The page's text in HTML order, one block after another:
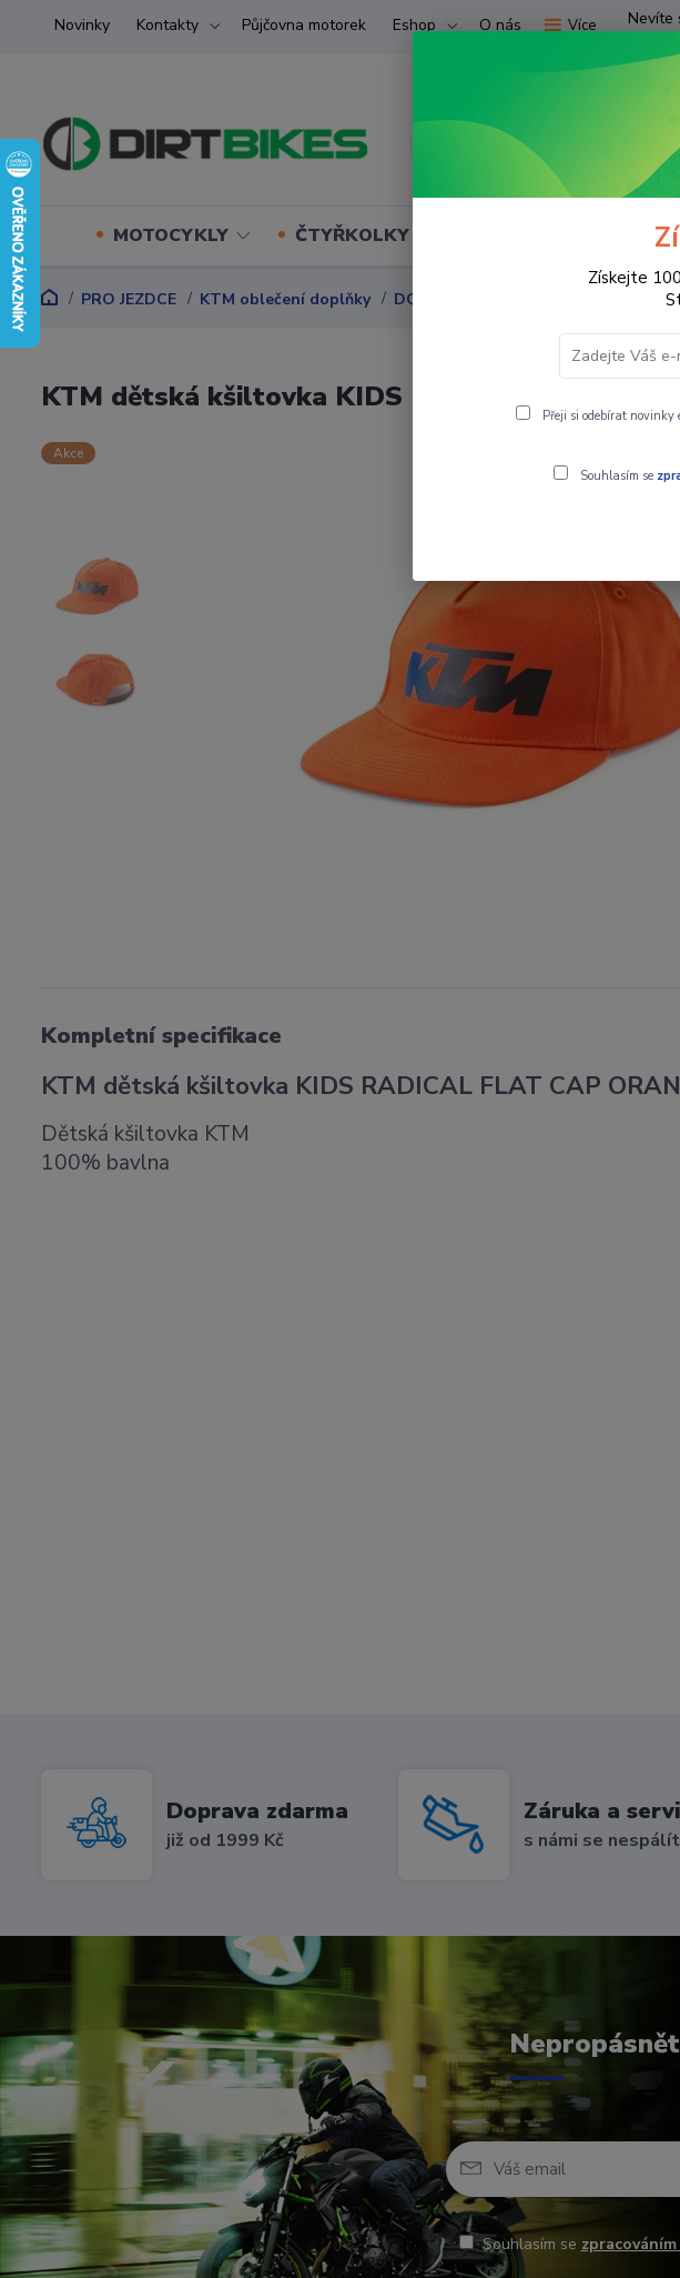
Novinky Kontakty Půjčovna motorek Eshop O nás Více
Nevíte
rady?
MOTOCYKLY ČTYŘKOLKY (ATV) UTV SKÚTRY
PRO JEZDCE KTM oblečení doplňky DOPLŇKY KTM dětská kšiltovka
KTM dětská kšiltovka KIDS RADICAL FLAT CAP
Akce
Kompletní specifikace
KTM dětská kšiltovka KIDS RADICAL FLAT CAP
Dětská kšiltovka KTM
100% bavlna
Doprava zdarma
již od 1999 Kč
Záruka a
s námi se
Souhlasím se
Získejte
Přeji si odebírat novinky
Souhlasím se